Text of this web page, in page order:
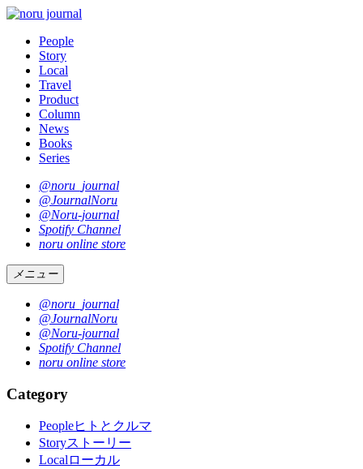
People
Story
Local
Travel
Product
Column
News
Books
Series
@noru_journal
@JournalNoru
@Noru-journal
Spotify Channel
noru online store
メニュー
@noru_journal
@JournalNoru
@Noru-journal
Spotify Channel
noru online store
Category
Peopleヒトとクルマ
Storyストーリー
Localローカル